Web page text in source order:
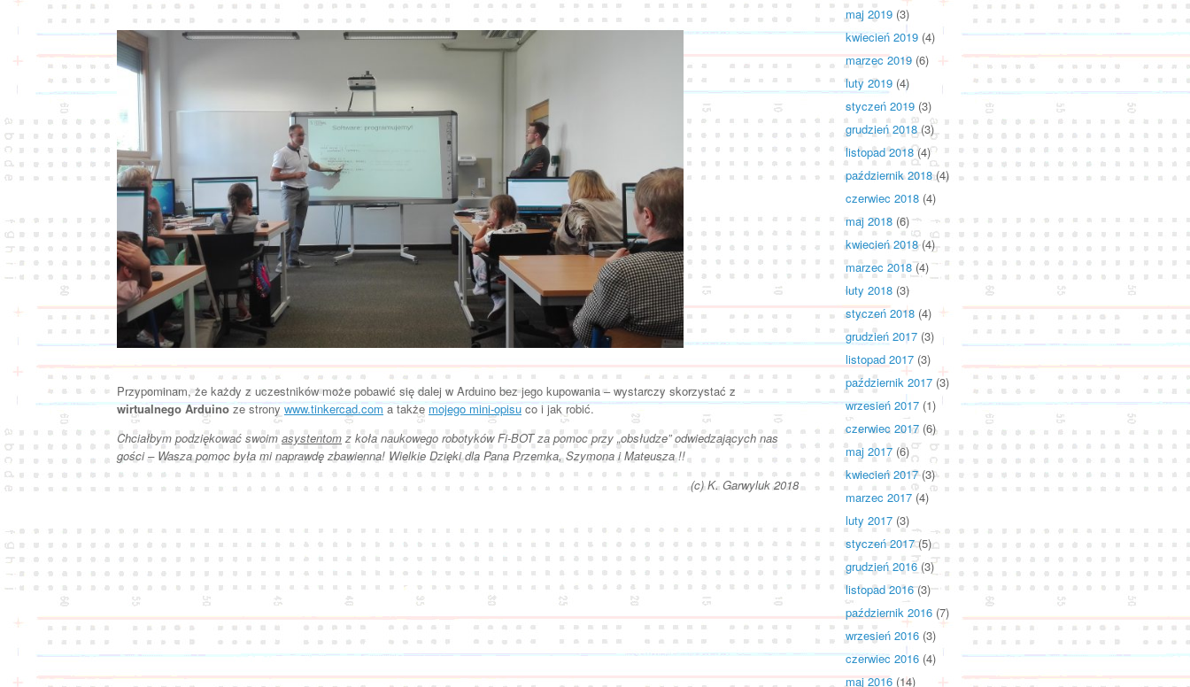
Przypominam, że każdy z uczestników może pobawić się dalej w Arduino bez jego kupowania – wystarczy skorzystać z
wirtualnego Arduinoze stronywww.tinkercad.com a także mojego mini-opisuco i jak robić.
Chciałbym podziękować swoimasystentom z koła naukowego robotyków Fi-BOT za pomoc przy „obsłudze” odwiedzających nas
gości – Wasza pomoc była mi naprawdę zbawienna! Wielkie Dzięki dla Pana Przemka, Szymona i Mateusza !!
(c) K. Garwyluk 2018
maj 2019 (3)
kwiecień 2019 (4)
marzec 2019 (6)
luty 2019 (4)
styczeń 2019 (3)
grudzień 2018(3)
listopad 2018(4)
październik 2018(4)
czerwiec 2018 (4)
maj 2018 (6)
kwiecień 2018(4)
marzec 2018(4)
luty 2018 (3)
styczeń 2018 (4)
grudzień 2017 (3)
listopad 2017 (3)
październik 2017 (3)
wrzesień 2017 (1)
czerwiec 2017 (6)
maj 2017 (6)
kwiecień 2017(3)
marzec 2017 (4)
luty 2017 (3)
styczeń 2017(5)
grudzień 2016(3)
listopad 2016(3)
październik 2016 (7)
wrzesień 2016 (3)
czerwiec 2016 (4)
maj 2016 (14)